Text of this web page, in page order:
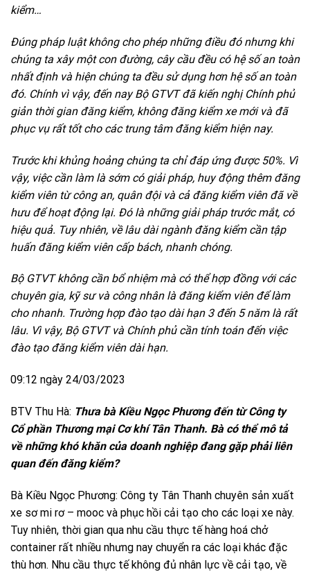
kiểm…
Đúng pháp luật không cho phép những điều đó nhưng khi
chúng ta xây một con đường, cây cầu đều có hệ số an toàn
nhất định và hiện chúng ta đều sử dụng hơn hệ số an toàn
đó. Chính vì vậy, đến nay Bộ GTVT đã kiến nghị Chính phủ
giản thời gian đăng kiểm, không đăng kiểm xe mới và đã
phục vụ rất tốt cho các trung tâm đăng kiểm hiện nay.
Trước khi khủng hoảng chúng ta chỉ đáp ứng được 50%. Vì
vậy, việc cần làm là sớm có giải pháp, huy động thêm đăng
kiểm viên từ công an, quân đội và cả đăng kiểm viên đã về
hưu để hoạt động lại. Đó là những giải pháp trước mắt, có
hiệu quả. Tuy nhiên, về lâu dài ngành đăng kiểm cần tập
huấn đăng kiểm viên cấp bách, nhanh chóng.
Bộ GTVT không cần bổ nhiệm mà có thể hợp đồng với các
chuyên gia, kỹ sư và công nhân là đăng kiểm viên để làm
cho nhanh. Trường hợp đào tạo dài hạn 3 đến 5 năm là rất
lâu. Vì vậy, Bộ GTVT và Chính phủ cần tính toán đến việc
đào tạo đăng kiểm viên dài hạn.
09:12 ngày 24/03/2023
BTV Thu Hà: Thưa bà Kiều Ngọc Phương đến từ Công ty
Cổ phần Thương mại Cơ khí Tân Thanh. Bà có thể mô tả
về những khó khăn của doanh nghiệp đang gặp phải liên
quan đến đăng kiểm?
Bà Kiều Ngọc Phương: Công ty Tân Thanh chuyên sản xuất
xe sơ mi rơ – mooc và phục hồi cải tạo cho các loại xe này.
Tuy nhiên, thời gian qua nhu cầu thực tế hàng hoá chở
container rất nhiều nhưng nay chuyển ra các loại khác đặc
thù hơn. Nhu cầu thực tế không đủ nhân lực về cải tạo, về